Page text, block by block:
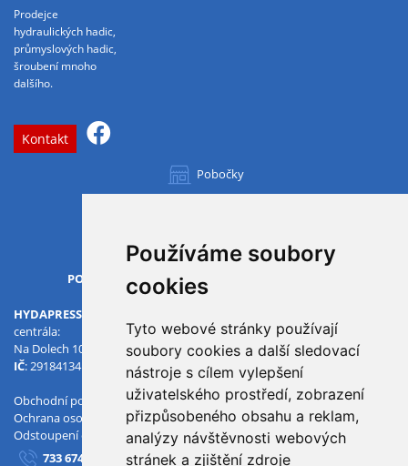
Používáme soubory
cookies
Tyto webové stránky používají
soubory cookies a další sledovací
nástroje s cílem vylepšení
uživatelského prostředí, zobrazení
přizpůsobeného obsahu a reklam,
analýzy návštěvnosti webových
stránek a zjištění zdroje
Prodejce
hydraulických hadic,
průmyslových hadic,
šroubení mnoho
dalšího.
Kontakt
Pobočky
OTVÍRACÍ DOBA
PO-PÁ
HYDAPRESS CZ s.r.o.
centrála:
Na Dolech 109 586 01 Jihlava
IČ: 29184134 : CZ29184134
Obchodní podmínky
Ochrana osobních údajů
Odstoupení od smlouvy
733 674 293